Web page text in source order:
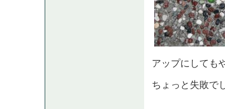
アップにしても
ちょっと失敗で